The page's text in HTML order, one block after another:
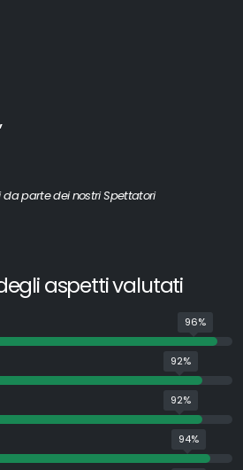
parte dei nostri Spettatori
aspetti valutati
96%
92%
92%
94%